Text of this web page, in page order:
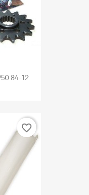
84-12
favorite_border